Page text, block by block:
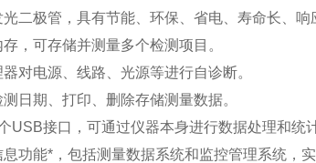
二极管，具有节能、环保、省电、寿命长、响
，可存储并测量多个检测项目。
对电源、线路、光源等进行自诊断。
日期、打印、删除存储测量数据。
USB接口，可通过仪器本身进行数据处理和统
功能*，包括测量数据系统和监控管理系统，